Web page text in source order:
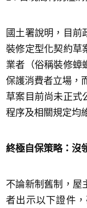
國土署說明，目前
裝修定型化契約草
業者（俗稱裝修蟑
保護消費者立場，
草案目前尚未正式
程序及相關規定均
終極自保策略：沒
不論新制舊制，屋
者出示以下證件